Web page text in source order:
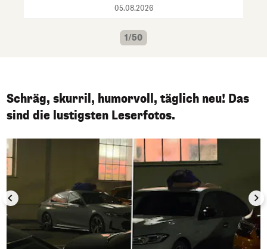
05.08.2026
1/50
Schräg, skurril, humorvoll, täglich neu! Das
sind die lustigsten Leserfotos.
1/50